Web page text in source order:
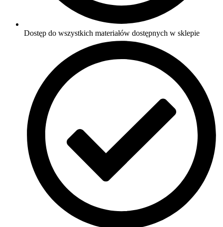
Dostęp do wszystkich materiałów dostępnych w sklepie